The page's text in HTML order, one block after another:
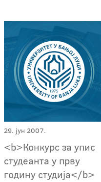
29. јун 2007.
<b>Конкурс за упис
студеанта у прву
годину студија</b>